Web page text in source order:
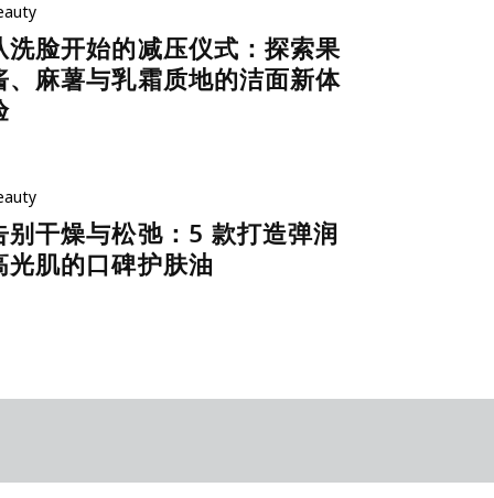
洗脸开始的减压仪式：探索果
、麻薯与乳霜质地的洁面新体
别干燥与松弛：5 款打造弹润
光肌的口碑护肤油